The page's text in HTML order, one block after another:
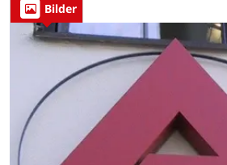
Bilder